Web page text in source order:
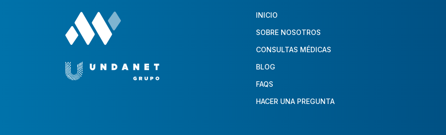
INICIO
SOBRE NOSOTROS
CONSULTAS MÉDICAS
BLOG
FAQS
HACER UNA PREGUNTA